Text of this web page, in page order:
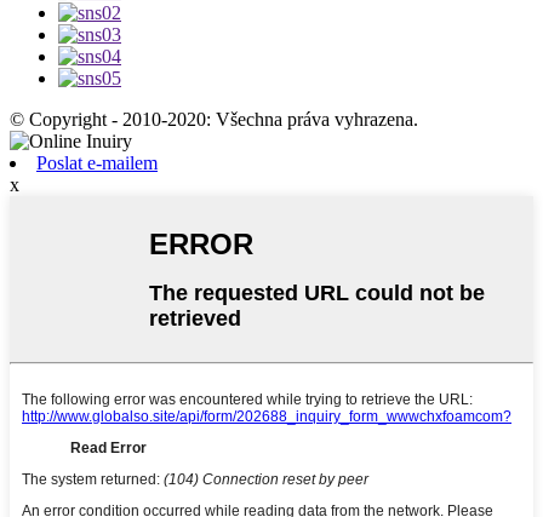
© Copyright - 2010-2020: Všechna práva vyhrazena.
Poslat e-mailem
x